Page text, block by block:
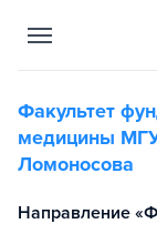
Факультет
медицины
Ломоносова
Направление